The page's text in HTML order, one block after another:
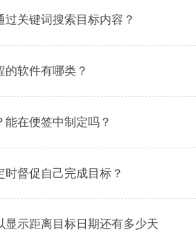
关键词搜索目标内容？
的软件有哪类？
在便签中制定吗？
时督促自己完成目标？
显示距离目标日期还有多少天